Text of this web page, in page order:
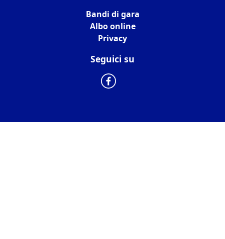
Bandi di gara
Albo online
Privacy
Seguici su